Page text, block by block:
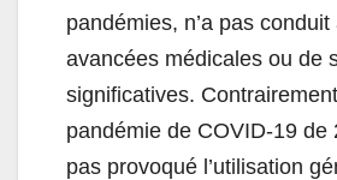
pandémies, n’a pas conduit
avancées médicales ou de
significatives.
pandémie de COVID-19 de
pas provoqué l’utilisation